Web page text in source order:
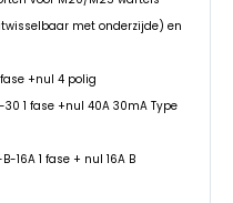
met onderzijde) en
+nul 4 polig
1 fase +nul 40A 30mA Type
1 fase + nul 16A B